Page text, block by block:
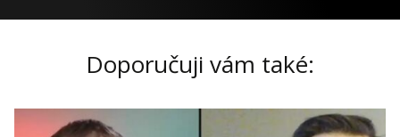
Doporučuji vám také: